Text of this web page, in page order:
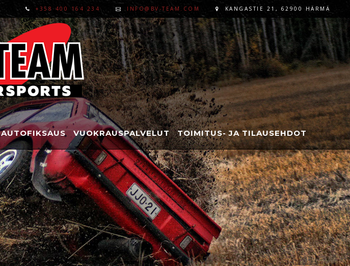
+358 400 164 234 INFO@BV-TEAM.COM KANGASTIE 21, 62900 HÄRMÄ
AUTOFIKSAUS VUOKRAUSPALVELUT TOIMITUS- JA TILAUSEHDOT